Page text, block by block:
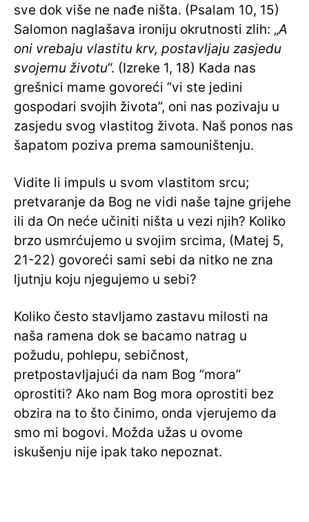
sve dok više ne nađe ništa. (Psalam 10, 15)
Salomon naglašava ironiju okrutnosti zlih: „A
oni vrebaju vlastitu krv, postavljaju zasjedu
svojemu životu“. (Izreke 1, 18) Kada nas
grešnici mame govoreći ”vi ste jedini
gospodari svojih života”, oni nas pozivaju u
zasjedu svog vlastitog života. Naš ponos nas
šapatom poziva prema samouništenju.
Vidite li impuls u svom vlastitom srcu;
pretvaranje da Bog ne vidi naše tajne grijehe
ili da On neće učiniti ništa u vezi njih? Koliko
brzo usmrćujemo u svojim srcima, (Matej 5,
21-22) govoreći sami sebi da nitko ne zna
ljutnju koju njegujemo u sebi?
Koliko često stavljamo zastavu milosti na
naša ramena dok se bacamo natrag u
požudu, pohlepu, sebičnost,
pretpostavljajući da nam Bog ”mora”
oprostiti? Ako nam Bog mora oprostiti bez
obzira na to što činimo, onda vjerujemo da
smo mi bogovi. Možda užas u ovome
iskušenju nije ipak tako nepoznat.